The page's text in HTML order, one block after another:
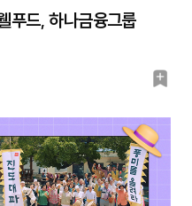
푸드, 하나금융그룹
북
크